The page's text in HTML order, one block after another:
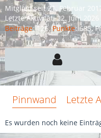
Mitglied seit 21. Februar
Letzte Aktivität:22. Juni 2026
Beiträge 126 Punkte 685
Pinnwand Letzte
Es wurden noch keine